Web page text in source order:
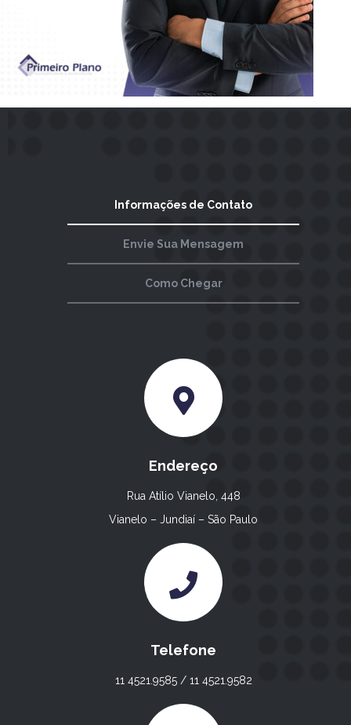
Informações de Contato
Envie Sua Mensagem
Como Chegar
Endereço
Rua Atílio Vianelo, 448
Vianelo – Jundiaí – São Paulo
Telefone
11 4521.9585 / 11 4521.9582